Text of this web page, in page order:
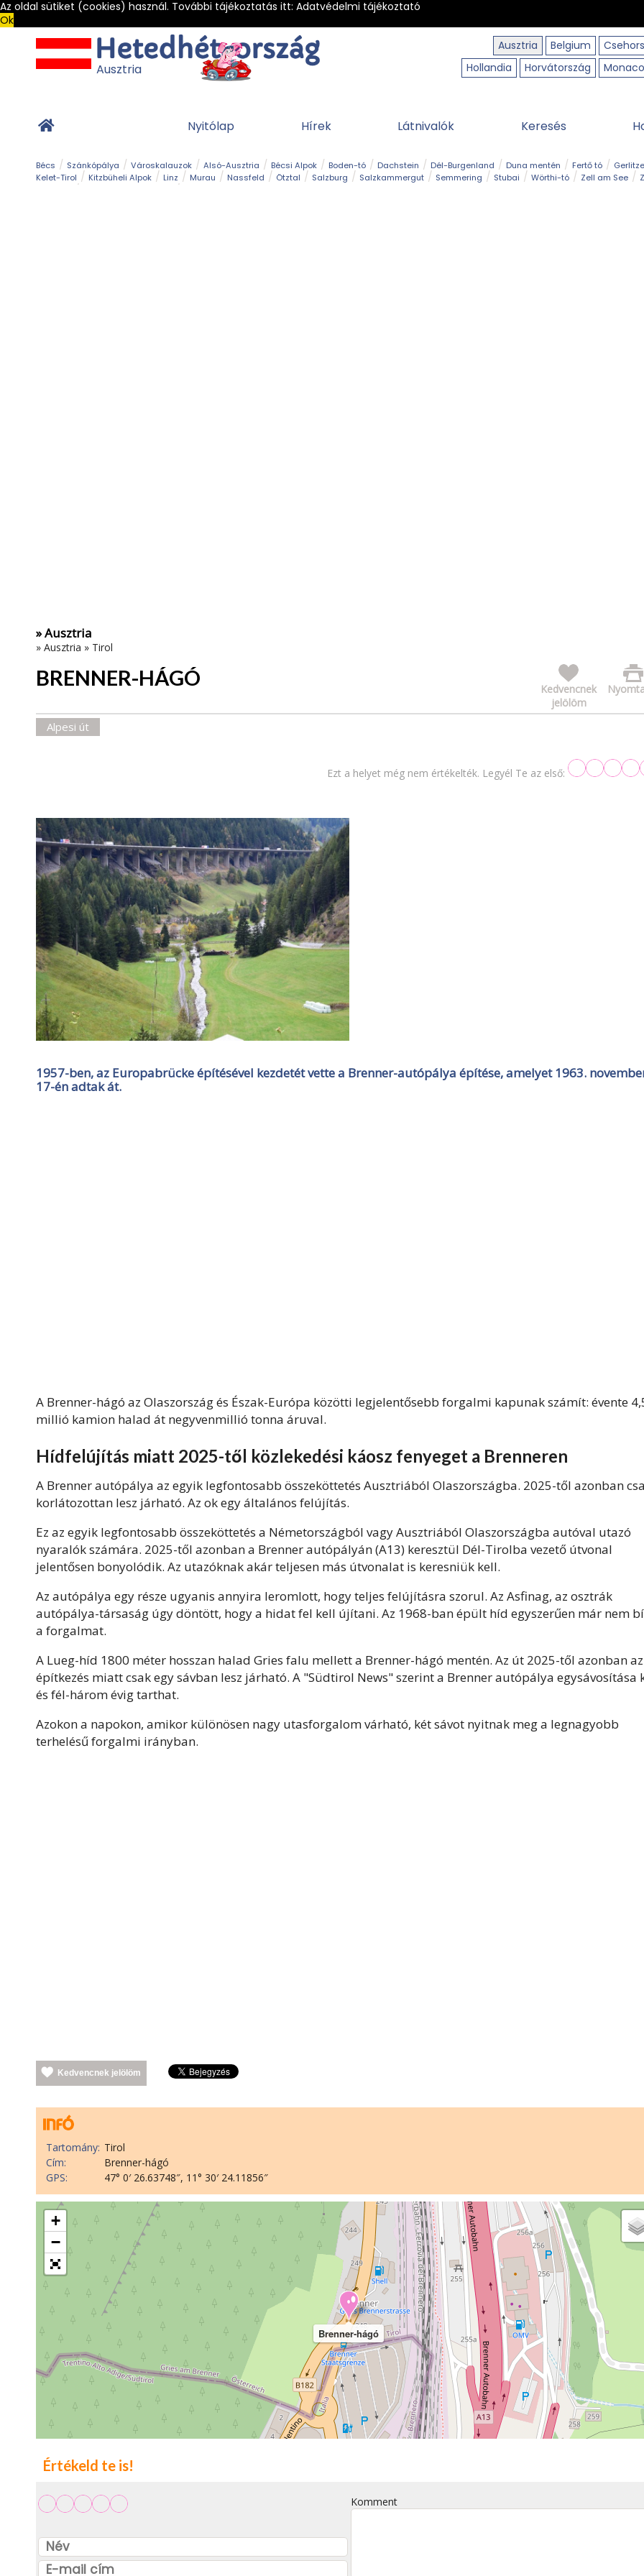
Az oldal sütiket (cookies) használ. További tájékoztatás itt: Adatvédelmi tájékoztató
Ok
Ausztria
Belgium
Hollandia
Horvátország Monaco
Ausztria
Nyitólap Hírek Látnivalók Keresés
Bécs Szánkópálya Városkalauzok Alsó-Ausztria Bécsi Alpok Boden-tó Dachstein Dél-Burgenland Duna mentén Fertő tó
Kelet-Tirol
Kitzbüheli Alpok Linz Murau Nassfeld Ötztal Salzburg Salzkammergut Semmering Stubai Wörthi-tó Zell am See
» Ausztria
» Ausztria » Tirol
BRENNER-HÁGÓ
Kedvencnek
jelölöm
Alpesi út
Ezt a helyet még nem értékelték. Legyél Te az első:
1957-ben, az Europabrücke építésével kezdetét vette a Brenner-autópálya építése, amelyet 1963.
17-én adtak át.
A Brenner-hágó az Olaszország és Észak-Európa közötti legjelentősebb forgalmi kapunak számít: évente
millió kamion halad át negyvenmillió tonna áruval.
Hídfelújítás miatt 2025-től közlekedési káosz fenyeget a Brenneren
A Brenner autópálya az egyik legfontosabb összeköttetés Ausztriából Olaszországba. 2025-től azonban
korlátozottan lesz járható. Az ok egy általános felújítás.
Ez az egyik legfontosabb összeköttetés a Németországból vagy Ausztriából Olaszországba autóval utazó
nyaralók számára. 2025-től azonban a Brenner autópályán (A13) keresztül Dél-Tirolba vezető útvonal
jelentősen bonyolódik. Az utazóknak akár teljesen más útvonalat is keresniük kell.
Az autópálya egy része ugyanis annyira leromlott, hogy teljes felújításra szorul. Az Asfinag, az osztrák
autópálya-társaság úgy döntött, hogy a hidat fel kell újítani. Az 1968-ban épült híd egyszerűen már nem
a forgalmat.
A Lueg-híd 1800 méter hosszan halad Gries falu mellett a Brenner-hágó mentén. Az út 2025-től azonban az
építkezés miatt csak egy sávban lesz járható. A "Südtirol News" szerint a Brenner autópálya egysávosítása
és fél-három évig tarthat.
Azokon a napokon, amikor különösen nagy utasforgalom várható, két sávot nyitnak meg a legnagyobb
terhelésű forgalmi irányban.
Kedvencnek jelölöm
Tartomány: Tirol
Cím:
Brenner-hágó
GPS:
47° 0′ 26.63748″, 11° 30′ 24.11856″
Brenner-hágó
+
−
Értékeld te is!
Komment